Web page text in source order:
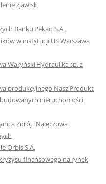
zjawisk
Banku Pekao S.A.
w instytucji US Warszawa
Waryński Hydraulika sp. z
produkcyjnego Nasz Produkt
nieruchomości
Zdrój i Nałęczowa
Orbis S.A.
finansowego na rynek